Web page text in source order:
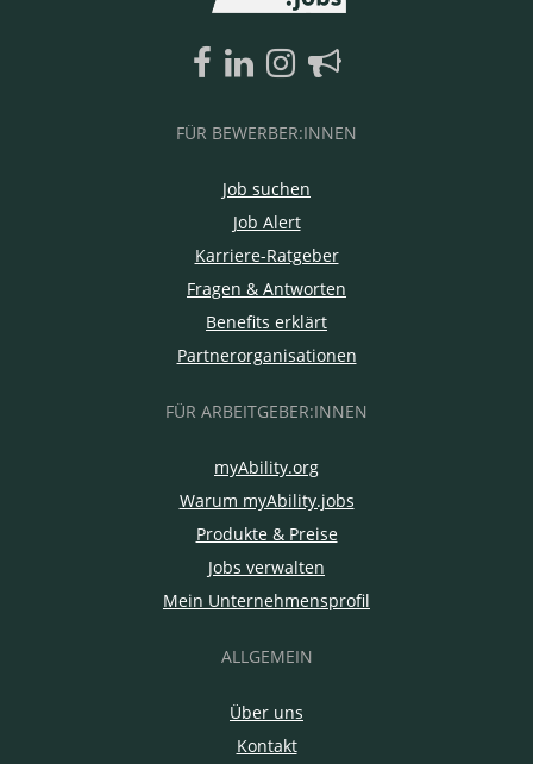
FÜR BEWERBER:INNEN
Job suchen
Job Alert
Karriere-Ratgeber
Fragen & Antworten
Benefits erklärt
Partnerorganisationen
FÜR ARBEITGEBER:INNEN
myAbility.org
Warum myAbility.jobs
Produkte & Preise
Jobs verwalten
Mein Unternehmensprofil
ALLGEMEIN
Über uns
Kontakt